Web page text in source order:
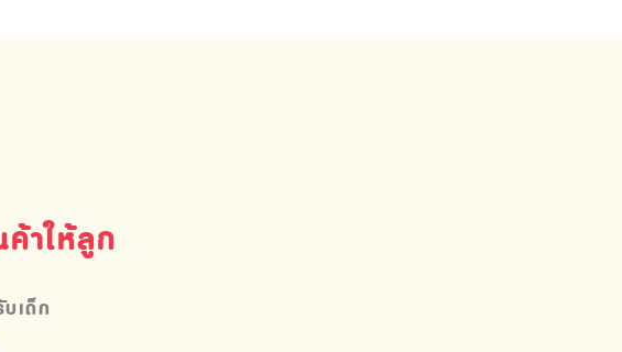
าให้ลูก
เด็ก